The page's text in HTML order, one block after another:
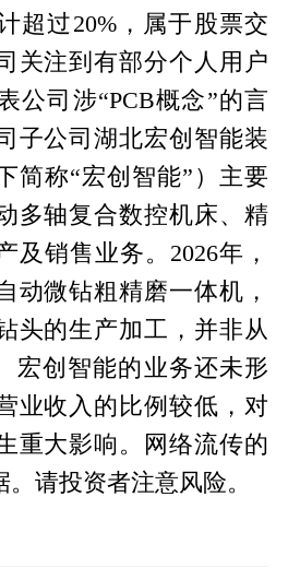
超过20%，属于股票交
关注到有部分个人用户
公司涉“PCB概念”的言
子公司湖北宏创智能装
简称“宏创智能”）主要
多轴复合数控机床、精
及销售业务。2026年，
动微钻粗精磨一体机，
头的生产加工，并非从
宏创智能的业务还未形
业收入的比例较低，对
重大影响。网络流传的
请投资者注意风险。